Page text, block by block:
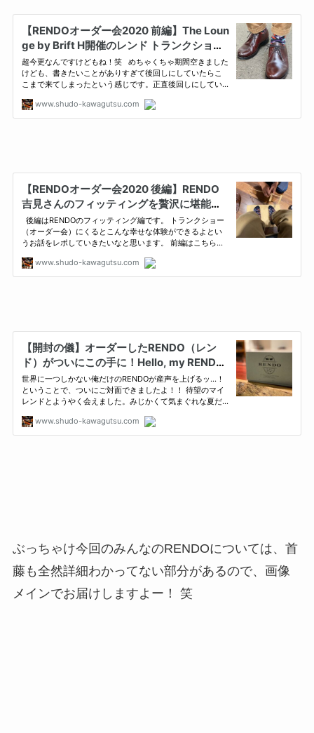
ぶっちゃけ今回のみんなのRENDOについては、首
藤も全然詳細わかってない部分があるので、画像
メインでお届けしますよー！ 笑